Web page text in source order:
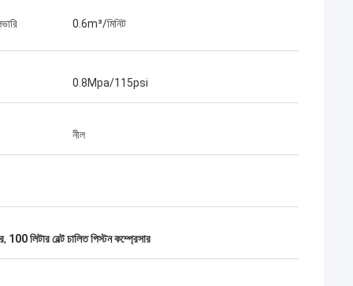
0.6m³/মিনিট
0.8Mpa/115psi
নীল
, 100 লিটার বেল্ট চালিত পিস্টন কম্প্রেসার